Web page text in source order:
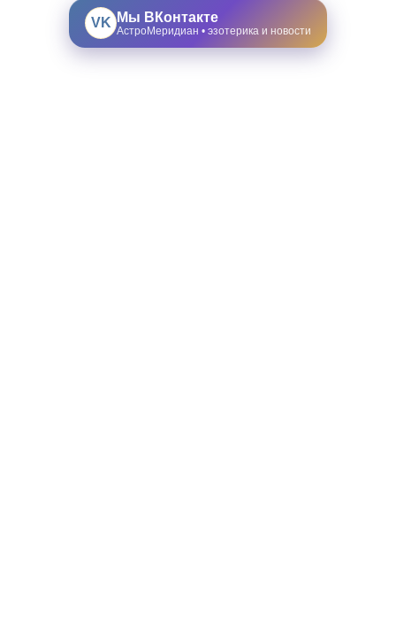
VK Мы ВКонтакте
АстроМеридиан • эзотерика и новости